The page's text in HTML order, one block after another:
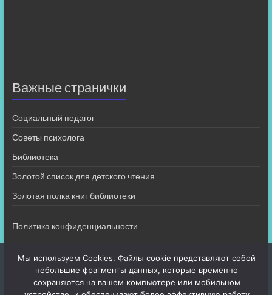
Важные странички
Социальный педагог
Советы психолога
Библиотека
Золотой список для детского чтения
Золотая полка книг библиотеки
Политика конфиденциальности
Мы используем Cookies. Файлы cookie представляют собой
небольшие фрагменты данных, которые временно
сохраняются на вашем компьютере или мобильном